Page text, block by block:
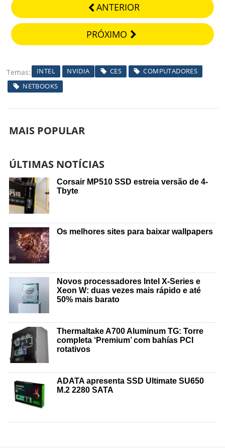
ANTERIOR
PRÓXIMO
Temas INTEL NVIDIA CES
COMPUTADORES
NETBOOKS
MAIS POPULAR
ÚLTIMAS NOTÍCIAS
Corsair MP510 SSD estreia versão de 4-
Tbyte
Os melhores sites para baixar wallpapers
Novos processadores Intel X-Series e
Xeon W: duas vezes mais rápido e até
50% mais barato
Thermaltake A700 Aluminum TG: Torre
completa ‘Premium’ com bahías PCI
rotativos
ADATA apresenta SSD Ultimate SU650
M.2 2280 SATA